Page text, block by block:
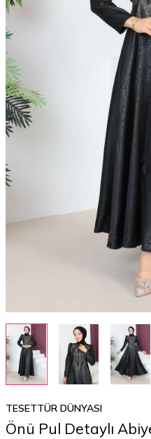
TESETTÜR DÜNYASI
Önü Pul Detaylı